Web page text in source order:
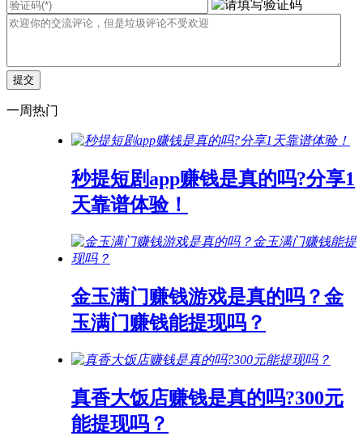
一周热门
秒提短剧app赚钱是真的吗?分享1
天靠谱体验！
金玉满门赚钱游戏是真的吗？金
玉满门赚钱能提现吗？
真香大饭店赚钱是真的吗?300元
能提现吗？